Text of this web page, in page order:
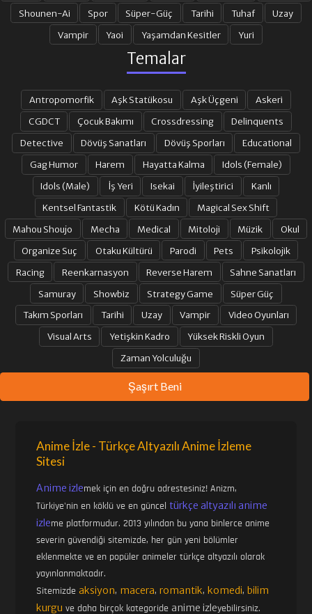
Shounen-Ai Spor Süper-Güç Tarihi Tuhaf
Uzay
Vampir
Yaoi Yaşamdan Kesitler Yuri
Temalar
Antropomorfik Aşk Statükosu Aşk Üçgeni
Askeri
CGDCT
Çocuk Bakımı Crossdressing
Delinquents
Detective
Dövüş Sanatları Dövüş Sporları
Educational
Gag Humor
Harem Hayatta Kalma
Idols (Female)
Idols (Male)
İş Yeri Isekai İyileştirici
Kanlı
Kentsel Fantastik
Kötü Kadın
Magical Sex Shift
Mahou Shoujo
Mecha Medical Mitoloji Müzik
Okul
Organize Suç
Otaku Kültürü Parodi Pets
Psikolojik
Racing
Reenkarnasyon Reverse Harem
Sahne Sanatları
Samuray
Showbiz Strategy Game
Süper Güç
Takım Sporları
Tarihi Uzay Vampir
Video Oyunları
Visual Arts
Yetişkin Kadro
Yüksek Riskli Oyun
Zaman Yolculuğu
Şaşırt Beni
Anime İzle - Türkçe Altyazılı Anime İzleme
Sitesi
Anime izlemek için en doğru adrestesiniz! Anizm,
Türkiye'nin en köklü ve en günceltürkçe altyazılı anime
izleme platformudur. 2013 yılından bu yana binlerce anime
severin güvendiği sitemizde, her gün yeni bölümler
eklenmekte ve en popüler animeler türkçe altyazılı olarak
yayınlanmaktadır.
Sitemizdeaksiyon, macera,romantik, komedi, bilim
kurgu ve daha birçok kategoride anime izleyebilirsiniz.